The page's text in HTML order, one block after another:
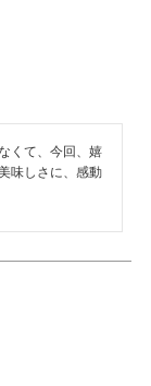
くて、今回、嬉
味しさに、感動